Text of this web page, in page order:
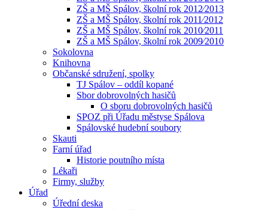
ZŠ a MŠ Spálov, školní rok 2012⁄2013
ZŠ a MŠ Spálov, školní rok 2011⁄2012
ZŠ a MŠ Spálov, školní rok 2010⁄2011
ZŠ a MŠ Spálov, školní rok 2009⁄2010
Sokolovna
Knihovna
Občanské sdružení, spolky
TJ Spálov – oddíl kopané
Sbor dobrovolných hasičů
O sboru dobrovolných hasičů
SPOZ při Úřadu městyse Spálova
Spálovské hudební soubory
Skauti
Farní úřad
Historie poutního místa
Lékaři
Firmy, služby
Úřad
Úřední deska